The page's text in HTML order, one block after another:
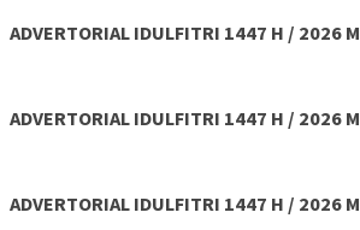
ADVERTORIAL IDULFITRI 1447 H / 2026 M
ADVERTORIAL IDULFITRI 1447 H / 2026 M
ADVERTORIAL IDULFITRI 1447 H / 2026 M